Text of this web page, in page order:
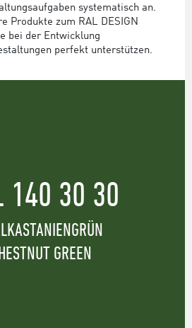
systematisch an.
Produkte zum RAL DESIGN
bei der Entwicklung
perfekt unterstützen.
140 30 30
GREEN